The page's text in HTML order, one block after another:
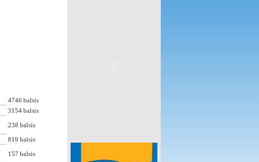
4746 balsis
3154 balsis
238 balsis
819 balsis
157 balsis